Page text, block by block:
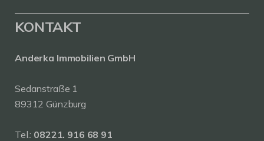
KONTAKT
Anderka Immobilien GmbH
Sedanstraße 1
89312 Günzburg
Tel.: 08221. 916 68 91